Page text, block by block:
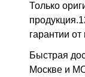
Быстрая
Москве и
Только
гарантии от